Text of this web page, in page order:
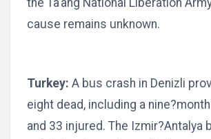
cause remains unknown.
Turkey: A bus crash in Denizli
eight dead, including a
and 33 injured. The Izmir?Antalya